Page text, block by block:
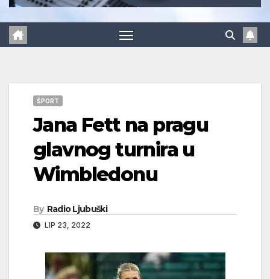
ŠPORT
Jana Fett na pragu
glavnog turnira u
Wimbledonu
By Radio Ljubuški
LIP 23, 2022